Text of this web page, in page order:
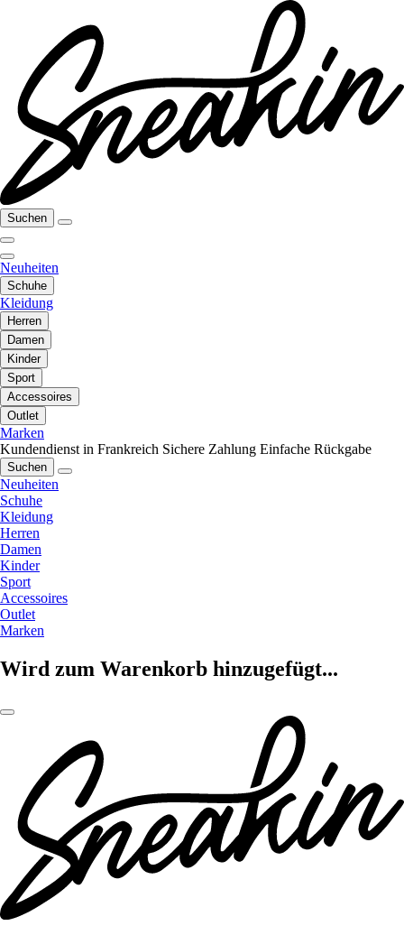
Suchen
Neuheiten
Schuhe
Kleidung
Herren
Damen
Kinder
Sport
Accessoires
Outlet
Marken
Kundendienst in Frankreich Sichere Zahlung Einfache Rückgabe
Suchen
Neuheiten
Schuhe
Kleidung
Herren
Damen
Kinder
Sport
Accessoires
Outlet
Marken
Wird zum Warenkorb hinzugefügt...